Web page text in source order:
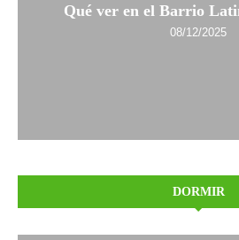
Qué ver en el Barrio
08/12/2025
DORMIR